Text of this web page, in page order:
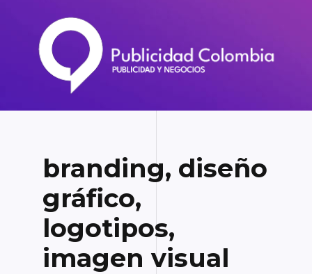
contenido
branding, diseño
gráfico,
logotipos,
imagen visual